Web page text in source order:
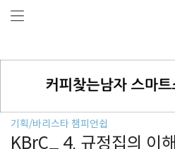
기획/바리스타 챔피언쉽
KBrC_ 4. 규정집의 이해